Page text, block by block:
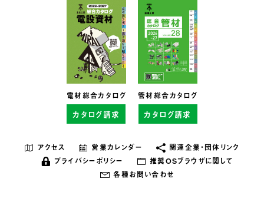
電材総合カタログ
カタログ請求
管材総合カタログ
カタログ請求
アクセス 営業カレンダー
関連企業・団体リンク
プライバシーポリシー
推奨OSブラウザに関して
各種お問い合わせ